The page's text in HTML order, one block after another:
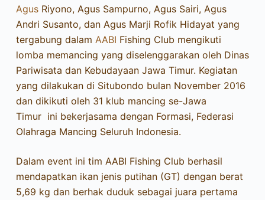
AgusRiyono, Agus Sampurno, Agus Sairi, Agus
Andri Susanto, dan Agus Marji Rofik Hidayat yang
tergabung dalam AABI Fishing Club mengikuti
lomba memancing yang diselenggarakan oleh Dinas
Pariwisata dan Kebudayaan Jawa Timur. Kegiatan
yang dilakukan di Situbondo bulan November 2016
dan dikikuti oleh 31 klub mancing se-Jawa
Timur ini bekerjasama dengan Formasi, Federasi
Olahraga Mancing Seluruh Indonesia.
Dalam event ini tim AABI Fishing Club berhasil
mendapatkan ikan jenis putihan (GT) dengan berat
5,69 kg dan berhak duduk sebagai juara pertama